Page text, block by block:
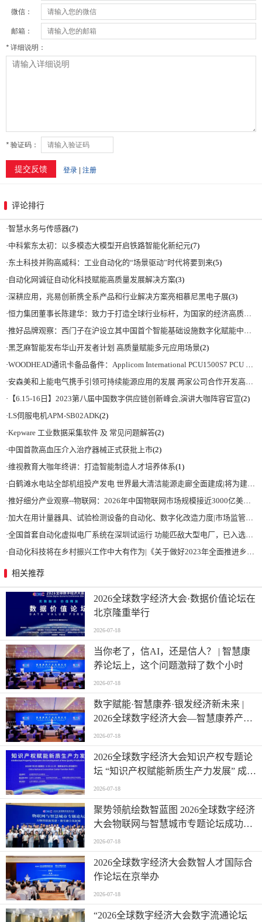
评论排行
·智慧水务与传感器(7)
·中科紫东太初：以多模态大模型开启铁路智能化新纪元(7)
·东土科技并购高威科：工业自动化的“场景驱动”时代将要到来(5)
· 自动化网诚征自动化科技赋能高质量发展解决方案(3)
·深耕应用，兆易创新携全系产品和行业解决方案亮相慕尼黑电子展(3)
·恒力集团董事长陈建华：致力于打造全球行业标杆，为国家的经济高质量发展贡献更大力量|上海电气集团党委书记、董事长吴磊来访
·推好品牌观察：西门子在沪设立其中国首个智能基础设施数字化赋能中心
·黑芝麻智能发布华山开发者计划 高质量赋能多元应用场景(2)
·WOODHEAD通讯卡备品备件：Applicom International PCU1500S7 PCU 1500 S7 V4.5.0
·安森美和上能电气携手引领可持续能源应用的发展 两家公司合作开发高性能储能和太阳能组串式逆变器方案 以实现可持续的未来
· 【6.15-16日】2023第八届中国数字供应链创新峰会,演讲大咖阵容官宣(2)
·LS伺服电机APM-SB02ADK(2)
·Kepware 工业数据采集软件 及 常见问题解答(2)
·中国首款高血压介入治疗器械正式获批上市(2)
·维视教育大咖年终讲：打造智能制造人才培养体系(1)
·白鹤滩水电站全部机组投产发电 世界最大清洁能源走廊全面建成|将为建设新型能源体系、保障国家能源安全、实现“双碳”目标提供有力支撑
·推好细分产业观察--物联网：2026年中国物联网市场规模接近3000亿美元 智慧工厂、智慧城市、智慧电网等将占60%以上
·加大在用计量器具、试验检测设备的自动化、数字化改造力度|市场监管总局 工业和信息化部 关于促进企业计量能力提升的指导意见
·全国首套自动化虚拟电厂系统在深圳试运行 功能匹敌大型电厂，已入选国际典型案例
· 自动化科技将在乡村振兴工作中大有作为|《关于做好2023年全面推进乡村振兴重点工作的意见》发布
相关推荐
2026全球数字经济大会·数据价值论坛在
北京隆重举行
2026-07-18
当你老了，信AI，还是信人？ | 智慧康
养论坛上，这个问题激辩了数个小时
2026-07-18
数字赋能·智慧康养·银发经济新未来 |
2026全球数字经济大会—智慧康养产业
发展论坛在京举办
2026-07-18
2026全球数字经济大会知识产权专题论
坛 “知识产权赋能新质生产力发展” 成功
举办
2026-07-18
聚势领航绘数智蓝图 2026全球数字经济
大会物联网与智慧城市专题论坛成功举
办
2026-07-18
2026全球数字经济大会数智人才国际合
作论坛在京举办
2026-07-18
“2026全球数字经济大会数字流通论坛